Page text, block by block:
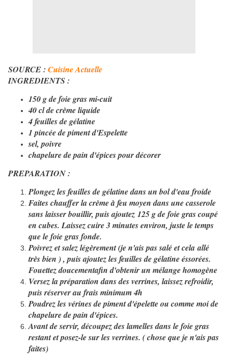
SOURCE : Cuisine Actuelle
INGREDIENTS :
150 g de foie gras mi-cuit
40 cl de crème liquide
4 feuilles de gélatine
1 pincée de piment d'Espelette
sel, poivre
chapelure de pain d'épices pour décorer
​PREPARATION :
Plongez les feuilles de gélatine dans un bol d'eau froide
Faites chauffer la crème à feu moyen dans une casserole
sans laisser bouillir, puis ajoutez 125 g de foie gras coupé
en cubes. Laissez cuire 3 minutes environ, juste le temps
que le foie gras fonde.
Poivrez et salez légèrement (je n'ais pas salé et cela allé
très bien ) , puis ajoutez les feuilles de gélatine éssorées.
Fouettez doucementafin d'obtenir un mélange homogène
Versez la préparation dans des verrines, laissez refroidir,
puis réserver au frais minimum 4h
Poudrez les vérines de piment d'épelette ou comme moi de
chapelure de pain d'épices.
Avant de servir, découpez des lamelles dans le foie gras
restant et posez-le sur les verrines. ( chose que je n'ais pas
faites)